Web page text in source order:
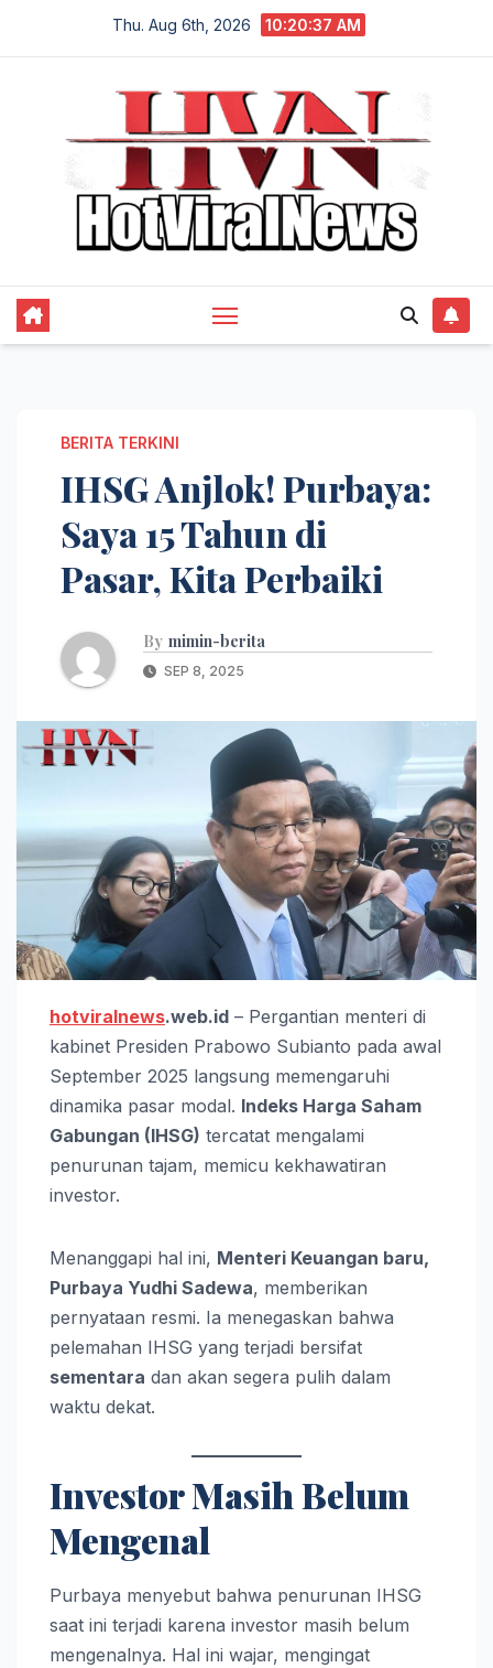
Thu. Aug 6th, 2026 10:20:37 AM
BERITA TERKINI
IHSG Anjlok! Purbaya:
Saya 15 Tahun di
Pasar, Kita Perbaiki
By mimin-berita
SEP 8, 2025
hotviralnews.web.id – Pergantian menteri di
kabinet Presiden Prabowo Subianto pada awal
September 2025 langsung memengaruhi
dinamika pasar modal. Indeks Harga Saham
Gabungan (IHSG) tercatat mengalami
penurunan tajam, memicu kekhawatiran
investor.
Menanggapi hal ini, Menteri Keuangan baru,
Purbaya Yudhi Sadewa, memberikan
pernyataan resmi. Ia menegaskan bahwa
pelemahan IHSG yang terjadi bersifat
sementara dan akan segera pulih dalam
waktu dekat.
Investor Masih Belum
Mengenal
Purbaya menyebut bahwa penurunan IHSG
saat ini terjadi karena investor masih belum
mengenalnya. Hal ini wajar, mengingat